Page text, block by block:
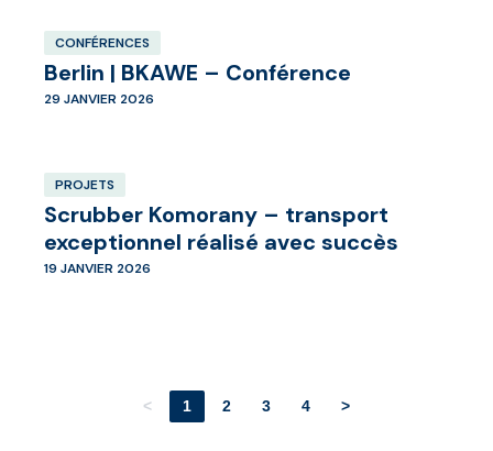
CONFÉRENCES
Berlin | BKAWE – Conférence
29 JANVIER 2026
PROJETS
Scrubber Komorany – transport
exceptionnel réalisé avec succès
19 JANVIER 2026
< 1 2 3 4 >